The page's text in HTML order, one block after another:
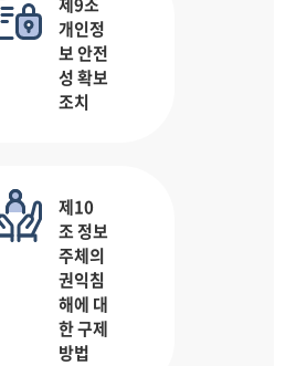
개인정
보 안전
성 확보
조치
제10
조 정보
주체의
권익침
해에 대
한 구제
방법